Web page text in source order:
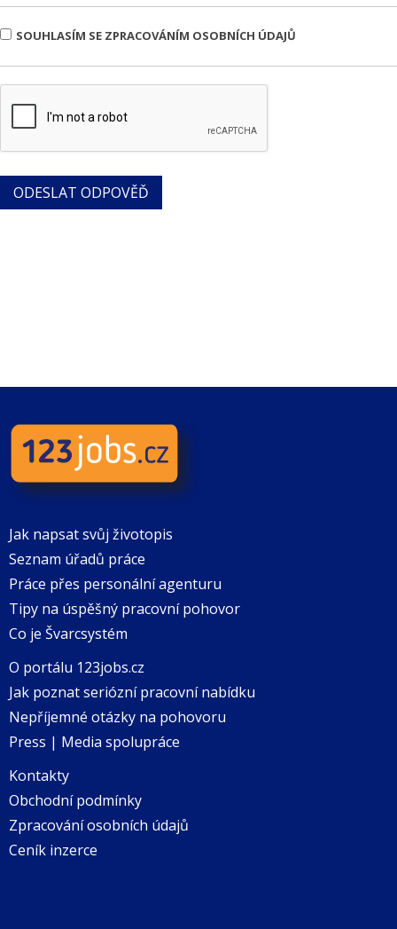
SOUHLASÍM SE ZPRACOVÁNÍM OSOBNÍCH ÚDAJŮ
Jak napsat svůj životopis
Seznam úřadů práce
Práce přes personální agenturu
Tipy na úspěšný pracovní pohovor
Co je Švarcsystém
O portálu 123jobs.cz
Jak poznat seriózní pracovní nabídku
Nepříjemné otázky na pohovoru
Press | Media spolupráce
Kontakty
Obchodní podmínky
Zpracování osobních údajů
Ceník inzerce